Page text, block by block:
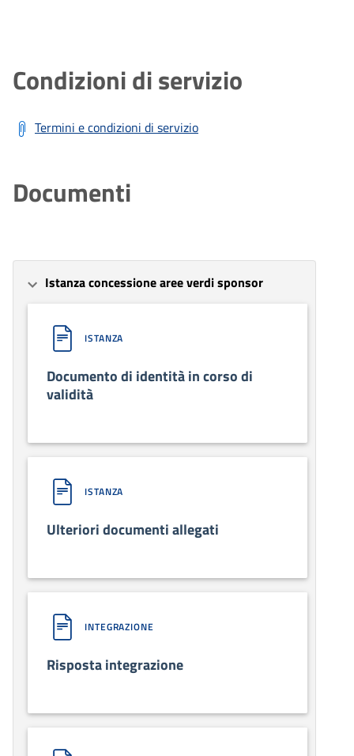
Condizioni di servizio
Termini e condizioni di servizio
Documenti
Istanza concessione aree verdi sponsor
ISTANZA
Documento di identità in corso di
validità
ISTANZA
Ulteriori documenti allegati
INTEGRAZIONE
Risposta integrazione